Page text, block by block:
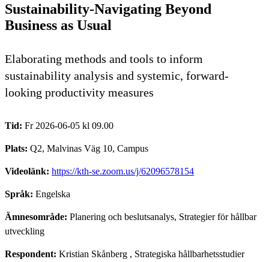
Sustainability-Navigating Beyond
Business as Usual
Elaborating methods and tools to inform
sustainability analysis and systemic, forward-
looking productivity measures
Tid: Fr 2026-06-05 kl 09.00
Plats: Q2, Malvinas Väg 10, Campus
Videolänk: https://kth-se.zoom.us/j/62096578154
Språk: Engelska
Ämnesområde: Planering och beslutsanalys, Strategier för hållbar
utveckling
Respondent: Kristian Skånberg , Strategiska hållbarhetsstudier